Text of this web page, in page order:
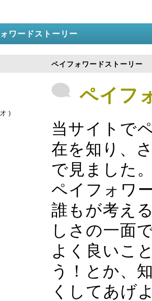
ワードストーリー
ペイフォワードストーリー
)
ペイフ
当サイトで
在を知り、
で見ました
ペイフォワ
誰もが考え
しさの一面
よく良いこ
う！とか、
くしてあげ